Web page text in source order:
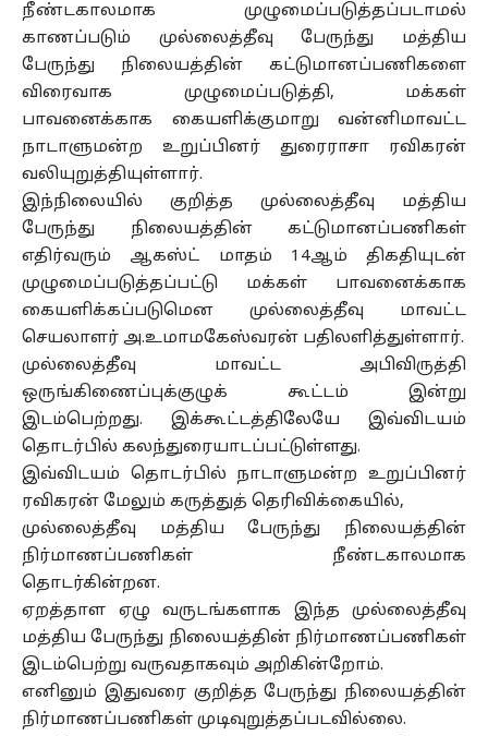
நீண்டகாலமாக முழுமைப்படுத்தப்படாமல்
காணப்படும் முல்லைத்தீவு பேருந்து மத்திய
பேருந்து நிலையத்தின் கட்டுமானப்பணிகளை
விரைவாக முழுமைப்படுத்தி, மக்கள்
பாவனைக்காக கையளிக்குமாறு வன்னிமாவட்ட
நாடாளுமன்ற உறுப்பினர் துரைராசா ரவிகரன்
வலியுறுத்தியுள்ளார்.
இந்நிலையில் குறித்த முல்லைத்தீவு மத்திய
பேருந்து நிலையத்தின் கட்டுமானப்பணிகள்
எதிர்வரும் ஆகஸ்ட் மாதம் 14ஆம் திகதியுடன்
முழுமைப்படுத்தப்பட்டு மக்கள் பாவனைக்காக
கையளிக்கப்படுமென முல்லைத்தீவு மாவட்ட
செயலாளர் அ.உமாமகேஸ்வரன் பதிலளித்துள்ளார்.
முல்லைத்தீவு மாவட்ட அபிவிருத்தி
ஒருங்கிணைப்புக்குழுக் கூட்டம் இன்று
இடம்பெற்றது. இக்கூட்டத்திலேயே இவ்விடயம்
தொடர்பில் கலந்துரையாடப்பட்டுள்ளது.
இவ்விடயம் தொடர்பில் நாடாளுமன்ற உறுப்பினர்
ரவிகரன் மேலும் கருத்துத் தெரிவிக்கையில்,
முல்லைத்தீவு மத்திய பேருந்து நிலையத்தின்
நிர்மாணப்பணிகள் நீண்டகாலமாக
தொடர்கின்றன.
ஏறத்தாள ஏழு வருடங்களாக இந்த முல்லைத்தீவு
மத்திய பேருந்து நிலையத்தின் நிர்மாணப்பணிகள்
இடம்பெற்று வருவதாகவும் அறிகின்றோம்.
எனினும் இதுவரை குறித்த பேருந்து நிலையத்தின்
நிர்மாணப்பணிகள் முடிவுறுத்தப்படவில்லை.